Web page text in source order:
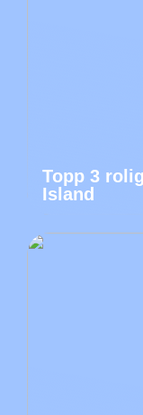
Topp 3
Island